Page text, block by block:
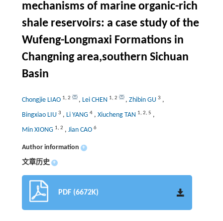
mechanisms of marine organic-rich
shale reservoirs: a case study of the
Wufeng-Longmaxi Formations in
Changning area,southern Sichuan
Basin
Chongjie LIAO 1, 2 , Lei CHEN 1, 2 , Zhibin GU 3 ,
Bingxiao LIU 3 , Li YANG 4, Xiucheng TAN 1, 2, 5 ,
Min XIONG 1, 2 , Jian CAO 6
Author information +
文章历史 +
PDF (6672K)